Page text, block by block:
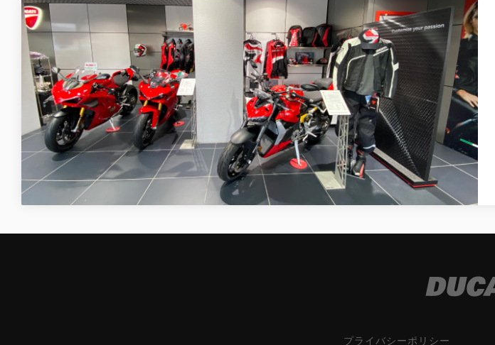
プライバシーポリシー